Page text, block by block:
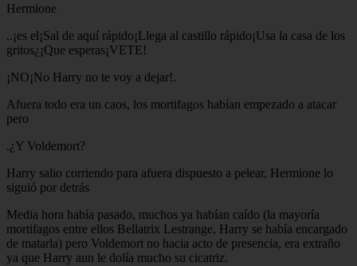
Hermione
..¡es el¡Sal de aquí rápido¡Llega al castillo rápido¡Usa la casa de los
gritos¿¡Que esperas¡VETE!
¡NO¡No Harry no te voy a dejar!.
Afuera todo era un caos, los mortifagos habían empezado a atacar
pero
.¿Y Voldemort?
Harry salio corriendo para afuera dispuesto a pelear, Hermione lo
siguió por detrás
Media hora había pasado, muchos ya habían caído (la mayoría
mortifagos entre ellos Bellatrix Lestrange, Harry se había encargado
de matarla) pero Voldemort no hacia acto de presencia, era extraño
ya que Harry aun le dolía mucho su cicatriz.